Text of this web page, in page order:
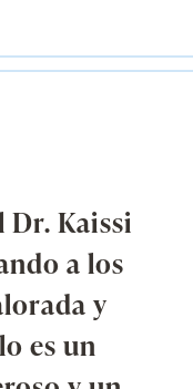
Kaissi
a los
y
es un